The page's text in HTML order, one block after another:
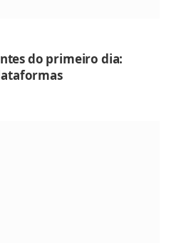
do primeiro dia: